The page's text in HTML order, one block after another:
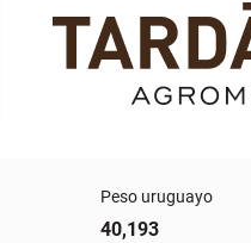
Real
5,088